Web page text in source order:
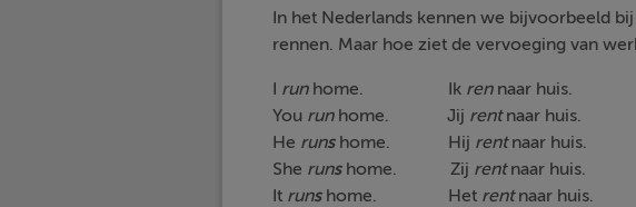
In het Nederlands kennen we bijvoorbeeld
rennen. Maar hoe ziet de vervoeging van
I runhome. Ik rennaar huis.
You runhome. Jij rentnaar huis.
He runshome. Hij rentnaar huis.
She runshome. Zij rentnaar huis.
It runshome. Het rentnaar huis.